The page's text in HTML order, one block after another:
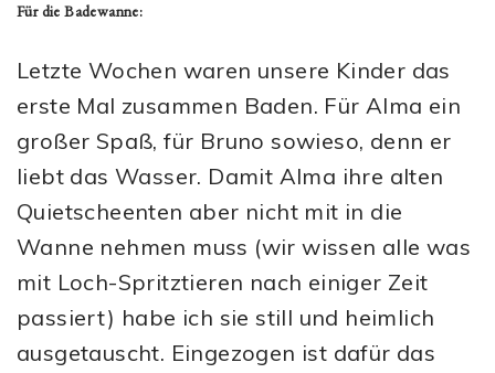
Für die Badewanne:
Letzte Wochen waren unsere Kinder das
erste Mal zusammen Baden. Für Alma ein
großer Spaß, für Bruno sowieso, denn er
liebt das Wasser. Damit Alma ihre alten
Quietscheenten aber nicht mit in die
Wanne nehmen muss (wir wissen alle was
mit Loch-Spritztieren nach einiger Zeit
passiert) habe ich sie still und heimlich
ausgetauscht. Eingezogen ist dafür das